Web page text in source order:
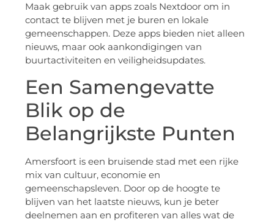
Maak gebruik van apps zoals Nextdoor om in
contact te blijven met je buren en lokale
gemeenschappen. Deze apps bieden niet alleen
nieuws, maar ook aankondigingen van
buurtactiviteiten en veiligheidsupdates.
Een Samengevatte
Blik op de
Belangrijkste Punten
Amersfoort is een bruisende stad met een rijke
mix van cultuur, economie en
gemeenschapsleven. Door op de hoogte te
blijven van het laatste nieuws, kun je beter
deelnemen aan en profiteren van alles wat de